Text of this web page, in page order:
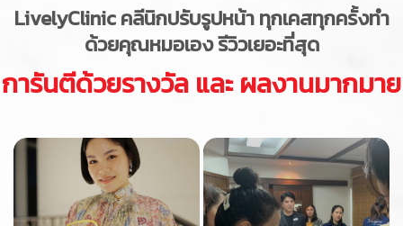
LivelyClinicคลีนิกปรับรูปหน้า ทุกเคสทุกครั้งทำ
ด้วยคุณหมอเอง รีวิวเยอะที่สุด
การันตีด้วยรางวัล และ ผลงานมากมาย